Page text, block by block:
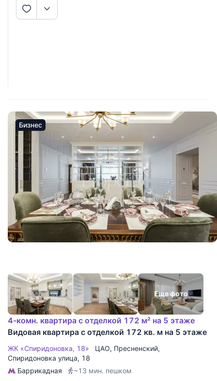
Бизнес
Еще фото
4-комн. квартира с отделкой 172 м² на 5 этаже
Видовая квартира с отделкой 172 кв. м на 5 этаже
ЖК «Спиридоновка, 18» ЦАО, Пресненский,
Спиридоновка улица, 18
Баррикадная
~13 мин. пешком